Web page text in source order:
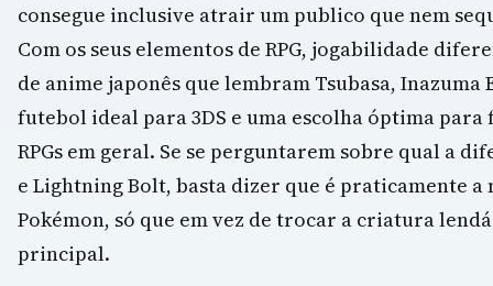
consegue inclusive atrair um publico que nem
Com os seus elementos de RPG, jogabilidade
de anime japonês que lembram Tsubasa, Inazuma
futebol ideal para 3DS e uma escolha óptima para
RPGs em geral. Se se perguntarem sobre qual a
e Lightning Bolt, basta dizer que é praticamente a
Pokémon, só que em vez de trocar a criatura
principal.